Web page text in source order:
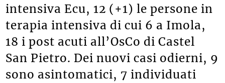
intensiva Ecu, 12 (+1) le persone in
terapia intensiva di cui 6 a Imola,
18 i post acuti all’OsCo di Castel
San Pietro. Dei nuovi casi odierni, 9
sono asintomatici, 7 individuati